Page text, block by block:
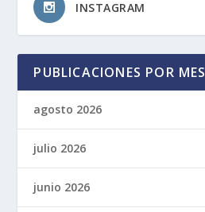
INSTAGRAM
PUBLICACIONES POR MES
agosto 2026
julio 2026
junio 2026